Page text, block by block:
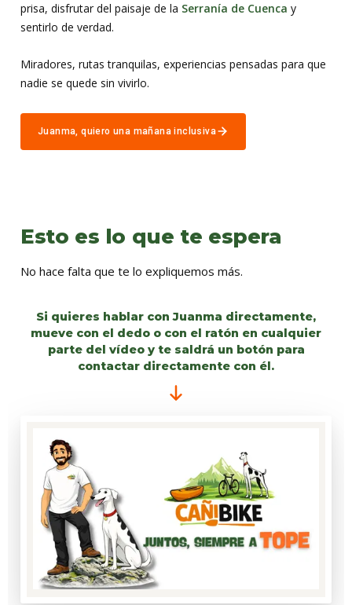
prisa, disfrutar del paisaje de la Serranía de Cuenca y
sentirlo de verdad.
Miradores, rutas tranquilas, experiencias pensadas para que
nadie se quede sin vivirlo.
Juanma, quiero una mañana inclusiva
Esto es lo que te espera
No hace falta que te lo expliquemos más.
Si quieres hablar con Juanma directamente,
mueve con el dedo o con el ratón en cualquier
parte del vídeo y te saldrá un botón para
contactar directamente con él.